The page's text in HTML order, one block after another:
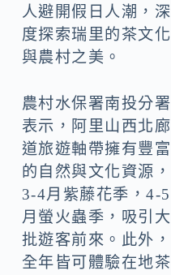
人避開假日人潮，深
度探索瑞里的茶文化
與農村之美。
農村水保署南投分署
表示，阿里山西北廊
道旅遊軸帶擁有豐富
的自然與文化資源，
3-4月紫藤花季，4-5
月螢火蟲季，吸引大
批遊客前來。此外，
全年皆可體驗在地茶